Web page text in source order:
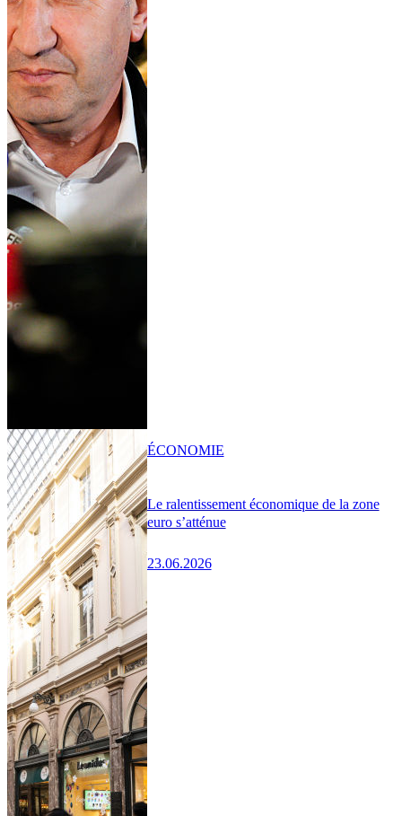
Le ralentissement économique de la zone
euro s’atténue
23.06.2026
ÉCONOMIE